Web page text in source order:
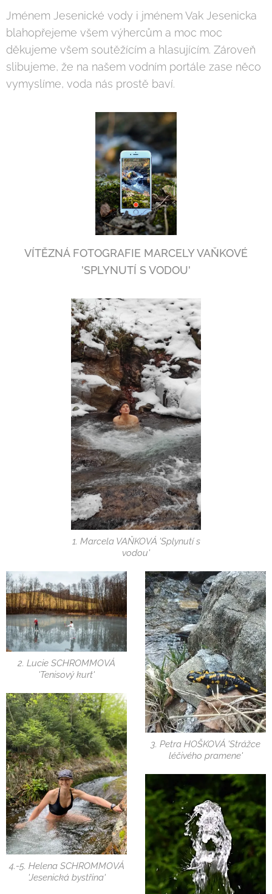
Jménem Jesenické vody i jménem Vak Jesenicka
blahopřejeme všem výhercům a moc moc
děkujeme všem soutěžícím a hlasujícím. Zároveň
slibujeme, že na našem vodním portále zase něco
vymyslíme, voda nás prostě baví.
VÍTĚZNÁ FOTOGRAFIE MARCELY VAŇKOVÉ
'SPLYNUTÍ S VODOU'
1. Marcela VAŇKOVÁ 'Splynutí s
vodou'
2. Lucie SCHROMMOVÁ
'Tenisový kurt'
3. Petra HOŠKOVÁ 'Strážce
léčivého pramene'
4.-5. Helena SCHROMMOVÁ
'Jesenická bystřina'